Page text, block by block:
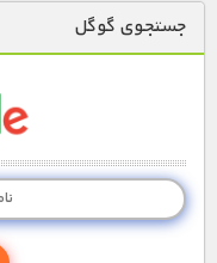
جستجوی گوگل